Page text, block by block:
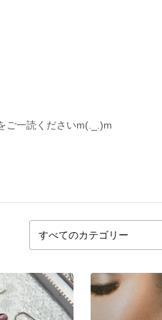
ご一読くださいm(._.)m